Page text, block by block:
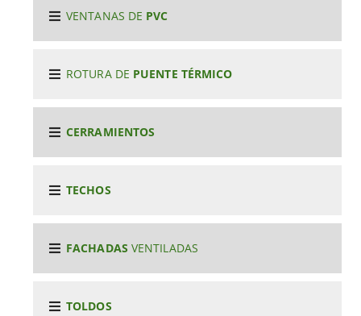
VENTANAS DE PVC
ROTURA DE PUENTE TÉRMICO
CERRAMIENTOS
TECHOS
FACHADAS VENTILADAS
TOLDOS